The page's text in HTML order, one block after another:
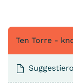
Ten Torre -